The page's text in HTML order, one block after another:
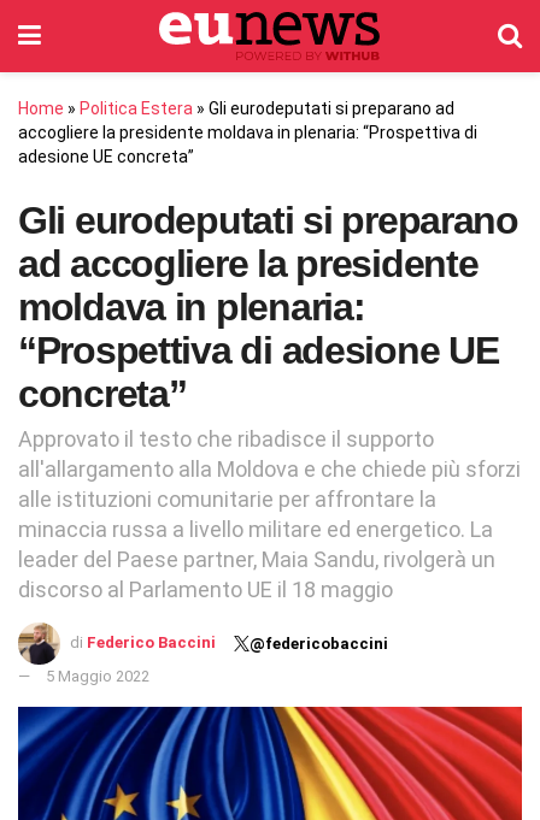
Home » Politica Estera » Gli eurodeputati si preparano ad
accogliere la presidente moldava in plenaria: “Prospettiva di
adesione UE concreta”
Gli eurodeputati si preparano
ad accogliere la presidente
moldava in plenaria:
“Prospettiva di adesione UE
concreta”
Approvato il testo che ribadisce il supporto
all'allargamento alla Moldova e che chiede più sforzi
alle istituzioni comunitarie per affrontare la
minaccia russa a livello militare ed energetico. La
leader del Paese partner, Maia Sandu, rivolgerà un
discorso al Parlamento UE il 18 maggio
di Federico Baccini
@federicobaccini
5 Maggio 2022